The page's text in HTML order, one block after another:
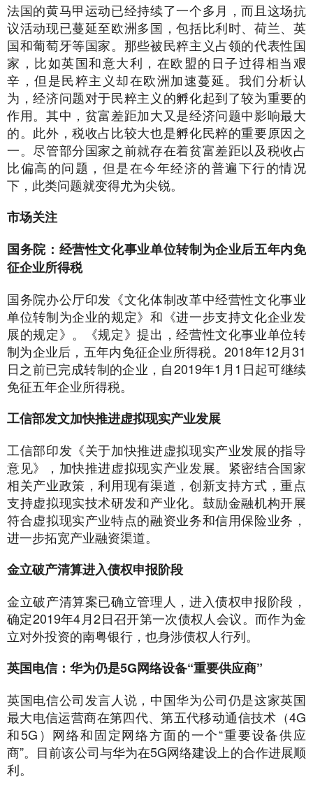
法国的黄马甲运动已经持续了一个多月，而且这场抗
议活动现已蔓延至欧洲多国，包括比利时、荷兰、英
国和葡萄牙等国家。那些被民粹主义占领的代表性国
家，比如英国和意大利，在欧盟的日子过得相当艰
辛，但是民粹主义却在欧洲加速蔓延。我们分析认
为，经济问题对于民粹主义的孵化起到了较为重要的
作用。其中，贫富差距加大又是经济问题中影响最大
的。此外，税收占比较大也是孵化民粹的重要原因之
一。尽管部分国家之前就存在着贫富差距以及税收占
比偏高的问题，但是在今年经济的普遍下行的情况
下，此类问题就变得尤为尖锐。
市场关注
国务院：经营性文化事业单位转制为企业后五年内免
征企业所得税
国务院办公厅印发《文化体制改革中经营性文化事业
单位转制为企业的规定》和《进一步支持文化企业发
展的规定》。《规定》提出，经营性文化事业单位转
制为企业后，五年内免征企业所得税。2018年12月31
日之前已完成转制的企业，自2019年1月1日起可继续
免征五年企业所得税。
工信部发文加快推进虚拟现实产业发展
工信部印发《关于加快推进虚拟现实产业发展的指导
意见》，加快推进虚拟现实产业发展。紧密结合国家
相关产业政策，利用现有渠道，创新支持方式，重点
支持虚拟现实技术研发和产业化。鼓励金融机构开展
符合虚拟现实产业特点的融资业务和信用保险业务，
进一步拓宽产业融资渠道。
金立破产清算进入债权申报阶段
金立破产清算案已确立管理人，进入债权申报阶段，
确定2019年4月2日召开第一次债权人会议。而作为金
立对外投资的南粤银行，也身涉债权人行列。
英国电信：华为仍是5G网络设备“重要供应商”
英国电信公司发言人说，中国华为公司仍是这家英国
最大电信运营商在第四代、第五代移动通信技术（4G
和5G）网络和固定网络方面的一个“重要设备供应
商”。目前该公司与华为在5G网络建设上的合作进展顺
利。